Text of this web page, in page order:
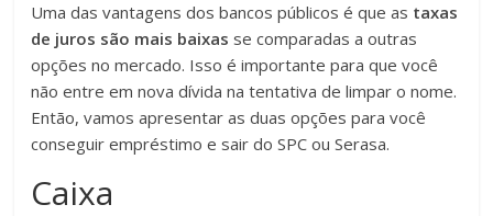
Uma das vantagens dos bancos públicos é que as taxas
de juros são mais baixas se comparadas a outras
opções no mercado. Isso é importante para que você
não entre em nova dívida na tentativa de limpar o nome.
Então, vamos apresentar as duas opções para você
conseguir empréstimo e sair do SPC ou Serasa.
Caixa